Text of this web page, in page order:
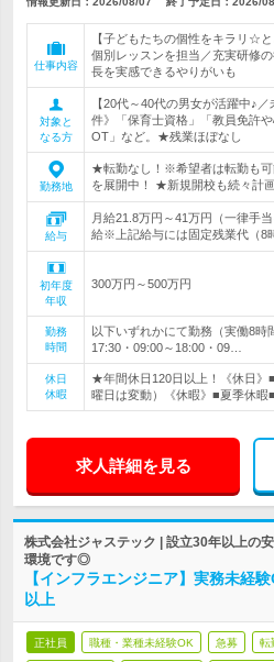
仕事内容
【子どもたちの個性をキラリ☆
個別レッスンを担当／充実研修
長を実感できるやりがいも
対象と
なる方
【20代～40代の男女が活躍中♪
件》「保育士資格」「教員免許
OT」など。★残業ほぼなし
勤務地
★転勤なし！※希望者は転勤も
を展開中！ ★新規開校も続々計
給与
月給21.8万円～41万円（一律手
給※上記給与には固定残業代（8
初年度
年収
300万円～500万円
勤務
時間
以下いずれかにて勤務（実働8時
17:30・09:00～18:00・09…
休日
休暇
★年間休日120日以上！《休日》
曜日は変動）《休暇》■夏季休暇
求人詳細を見る
株式会社ジャステック | 設立30年以上の
環境です◎
【インフラエンジニア】実務未経
以上
正社員 職種・業種未経験OK 急募 転